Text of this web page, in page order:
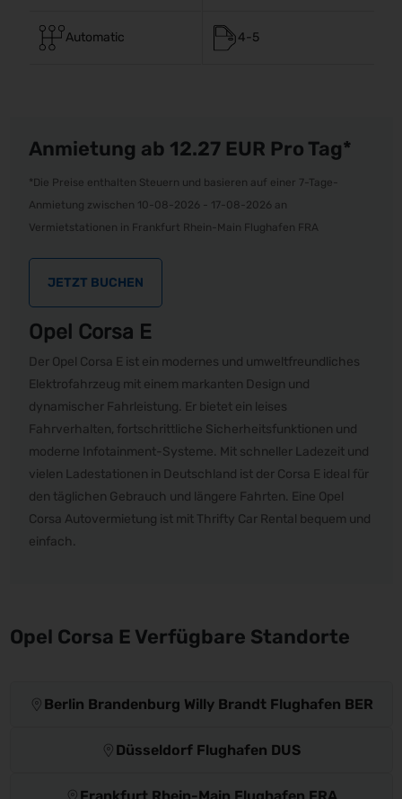
Automatic 4-5
Anmietung ab 12.27 EUR Pro Tag*
*Die Preise enthalten Steuern und basieren auf einer 7-Tage-
Anmietung zwischen 10-08-2026 - 17-08-2026 an
Vermietstationen in Frankfurt Rhein-Main Flughafen FRA
JETZT BUCHEN
Opel Corsa E
Der Opel Corsa E ist ein modernes und umweltfreundliches
Elektrofahrzeug mit einem markanten Design und
dynamischer Fahrleistung. Er bietet ein leises
Fahrverhalten, fortschrittliche Sicherheitsfunktionen und
moderne Infotainment-Systeme. Mit schneller Ladezeit und
vielen Ladestationen in Deutschland ist der Corsa E ideal für
den täglichen Gebrauch und längere Fahrten. Eine Opel
Corsa Autovermietung ist mit Thrifty Car Rental bequem und
einfach.
Opel Corsa E Verfügbare Standorte
Berlin Brandenburg Willy Brandt Flughafen BER
Düsseldorf Flughafen DUS